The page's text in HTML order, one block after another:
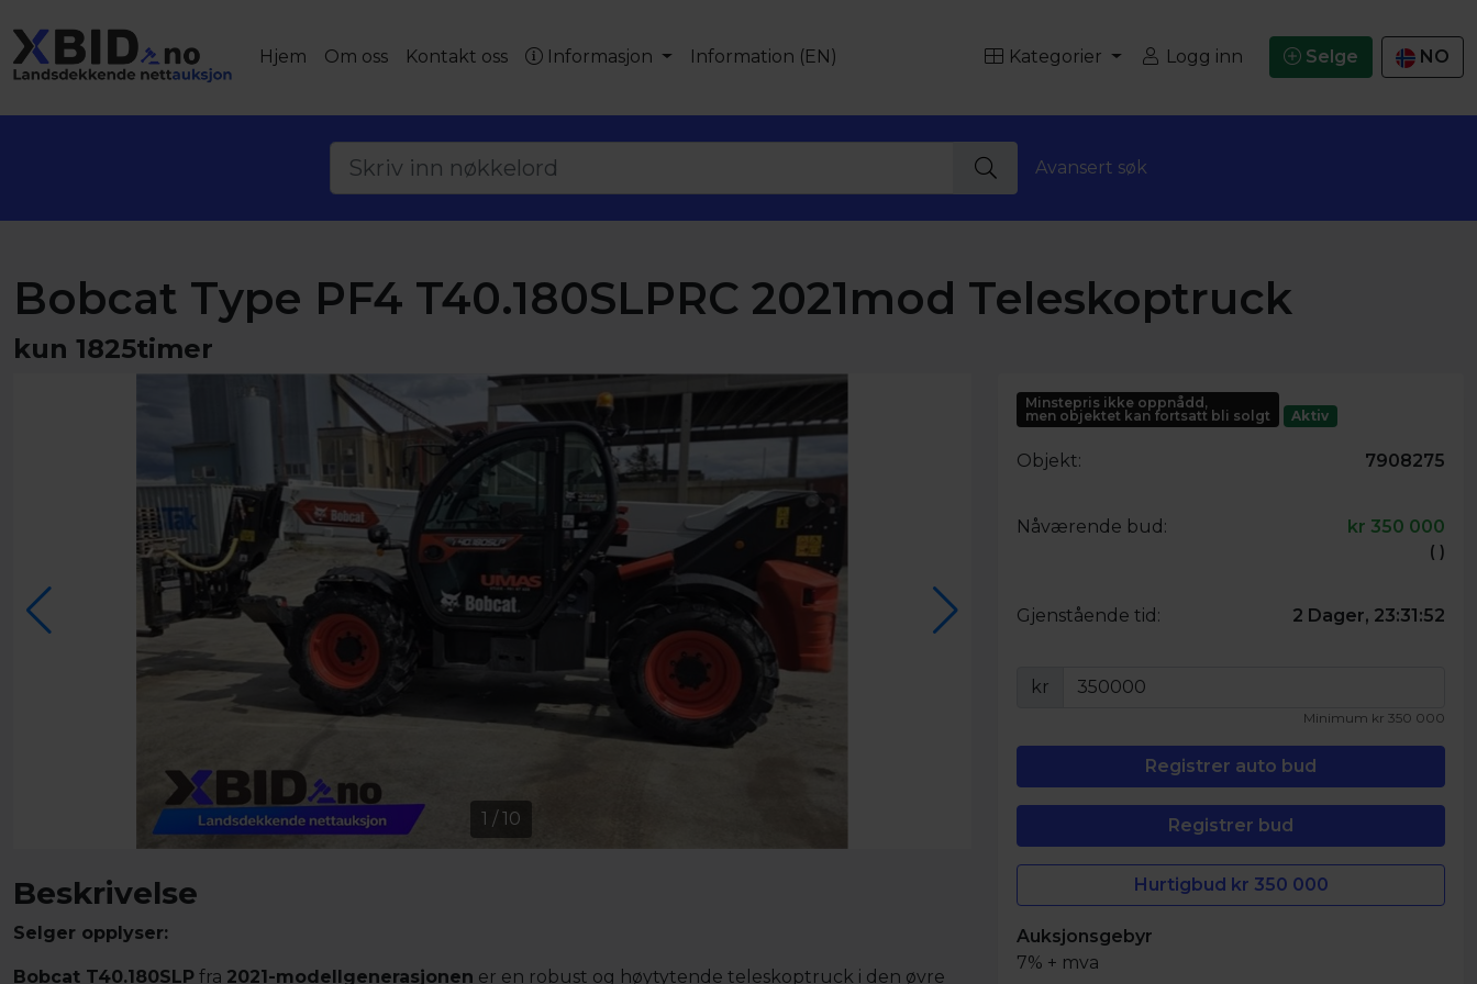
Hjem Om oss Kontakt oss Informasjon Information (EN) Kategorier Logg inn Selge NO
Avansert søk
Bobcat Type PF4 T40.180SLPRC 2021mod Teleskoptruck
kun 1825timer
1 / 10
Beskrivelse
Selger opplyser:
Bobcat T40.180SLP fra 2021-modellgenerasjonen er en robust og høytytende teleskoptruck i den øvre
Minstepris ikke oppnådd,
men objektet kan fortsatt bli solgt
Aktiv
Objekt: 7908275
Nåværende bud: kr 350 000
( )
Gjenstående tid: 2 Dager, 23:31:52
kr
Minimum kr 350 000
Hurtigbud kr 350 000
Auksjonsgebyr
7% + mva